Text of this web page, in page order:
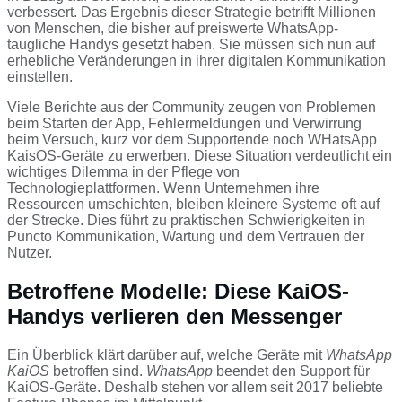
verbessert. Das Ergebnis dieser Strategie betrifft Millionen
von Menschen, die bisher auf preiswerte WhatsApp-
taugliche Handys gesetzt haben. Sie müssen sich nun auf
erhebliche Veränderungen in ihrer digitalen Kommunikation
einstellen.
Viele Berichte aus der Community zeugen von Problemen
beim Starten der App, Fehlermeldungen und Verwirrung
beim Versuch, kurz vor dem Supportende noch WHatsApp
KaisOS-Geräte zu erwerben. Diese Situation verdeutlicht ein
wichtiges Dilemma in der Pflege von
Technologieplattformen. Wenn Unternehmen ihre
Ressourcen umschichten, bleiben kleinere Systeme oft auf
der Strecke. Dies führt zu praktischen Schwierigkeiten in
Puncto Kommunikation, Wartung und dem Vertrauen der
Nutzer.
Betroffene Modelle: Diese KaiOS-
Handys verlieren den Messenger
Ein Überblick klärt darüber auf, welche Geräte mit WhatsApp
KaiOS betroffen sind. WhatsApp beendet den Support für
KaiOS-Geräte. Deshalb stehen vor allem seit 2017 beliebte